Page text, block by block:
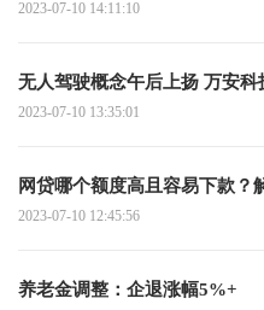
2023-07-10 14:11:10
无人驾驶概念午后上扬 万安科
2023-07-10 13:35:01
网贷哪个额度高且容易下款？
2023-07-10 12:45:56
养老金调整：企退涨幅5%+